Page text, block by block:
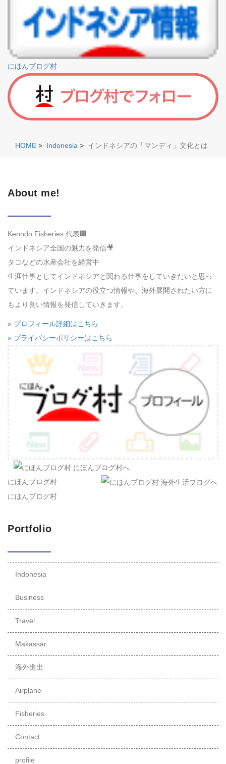
にほんブログ村
HOME > Indonesia > インドネシアの「マンディ」文化とは
About me!
Kenndo Fisheries 代表🏢
インドネシア全国の魅力を発信🎥
タコなどの水産会社を経営中
生涯仕事としてインドネシアと関わる仕事をしていきたいと思っ
ています。インドネシアの役立つ情報や、海外展開されたい方に
もより良い情報を発信していきます。
» プロフィール詳細はこちら
» プライバシーポリシーはこちら
にほんブログ村
にほんブログ村
Portfolio
Indonesia
Business
Travel
Makassar
海外進出
Airplane
Fisheries
Contact
profile